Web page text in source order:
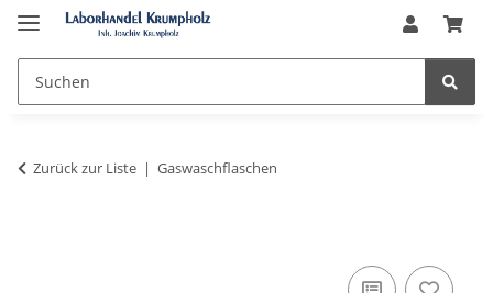
Zurück zur Liste Gaswaschflaschen